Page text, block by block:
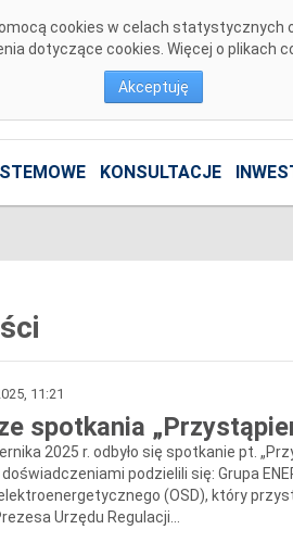
cookies w celach
dotyczące cookies. Więcej o plikach
Akceptuję
KONSULTACJE
11:21
spotkania
2025 r. odbyło się spotkanie pt.
podzielili się: Grupa
(OSD), który
Urzędu Regulacji...